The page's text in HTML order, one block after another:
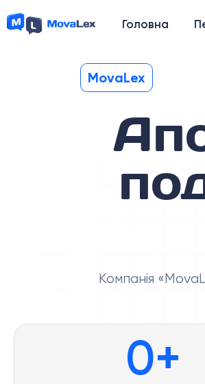
Головна
MovaLex
Компанія
0+